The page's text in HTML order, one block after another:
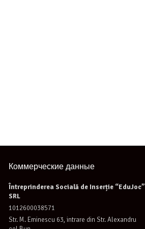
Коммерческие данные
Întreprinderea Socială de Inserție “EduJoc”
SRL
1012600038571
Str. M. Eminescu 63, intrare din Str. Alexandru